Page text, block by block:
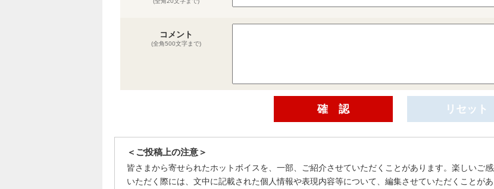
コメント
(全角500文字まで)
＜ご投稿上の注意＞
皆さまから寄せられたホットボイスを、一部、ご紹介させていただくことがあります。楽しいご
いただく際には、文中に記載された個人情報や表現内容等について、編集させていただくことが